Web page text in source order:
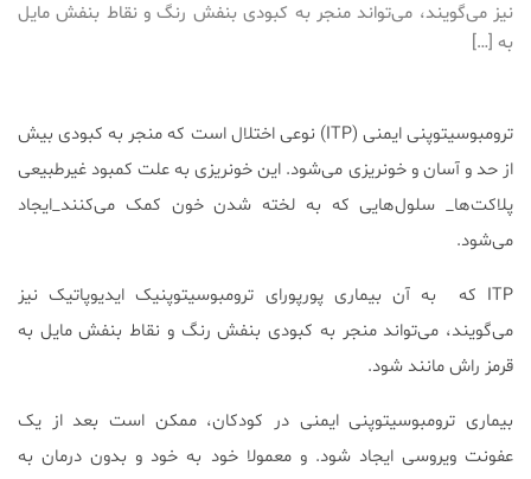
نیز می‌گویند، می‌تواند منجر به کبودی بنفش رنگ و نقاط بنفش مایل
به […]
ترومبوسیتوپنی ایمنی (ITP) نوعی اختلال است که منجر به کبودی بیش
از حد و آسان و خونریزی می‌شود. این خونریزی به علت کمبود غیرطبیعی
پلاکت‌ها_ سلول‌هایی که به لخته شدن خون کمک می‌کنند_ایجاد
می‌شود.
ITP که به آن بیماری پورپورای ترومبوسیتوپنیک ایدیوپاتیک نیز
می‌گویند، می‌تواند منجر به کبودی بنفش رنگ و نقاط بنفش مایل به
قرمز راش مانند شود.
بیماری ترومبوسیتوپنی ایمنی در کودکان، ممکن است بعد از یک
عفونت ویروسی ایجاد شود. و معمولا خود به خود و بدون درمان به